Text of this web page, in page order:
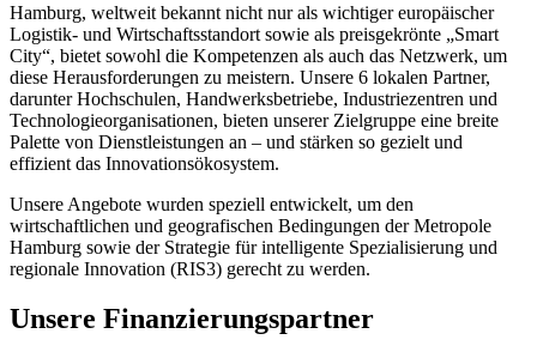
Hamburg, weltweit bekannt nicht nur als wichtiger europäischer
Logistik- und Wirtschaftsstandort sowie als preisgekrönte „Smart
City“, bietet sowohl die Kompetenzen als auch das Netzwerk, um
diese Herausforderungen zu meistern. Unsere 6 lokalen Partner,
darunter Hochschulen, Handwerksbetriebe, Industriezentren und
Technologieorganisationen, bieten unserer Zielgruppe eine breite
Palette von Dienstleistungen an – und stärken so gezielt und
effizient das Innovationsökosystem.
Unsere Angebote wurden speziell entwickelt, um den
wirtschaftlichen und geografischen Bedingungen der Metropole
Hamburg sowie der Strategie für intelligente Spezialisierung und
regionale Innovation (RIS3) gerecht zu werden.
Unsere Finanzierungspartner